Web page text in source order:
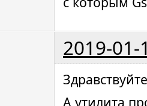
2019-01-
А утилита